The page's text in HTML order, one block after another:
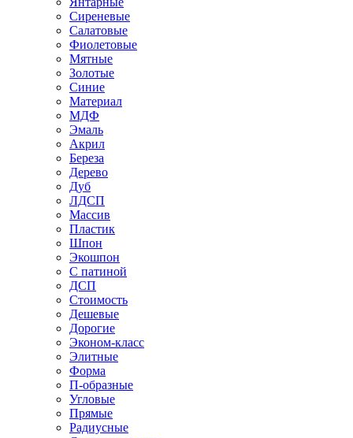
Сиреневые
Салатовые
Фиолетовые
Мятные
Золотые
Синие
Материал
МДФ
Эмаль
Акрил
Береза
Дерево
Дуб
ЛДСП
Массив
Пластик
Шпон
Экошпон
С патиной
ДСП
Стоимость
Дешевые
Дорогие
Эконом-класс
Элитные
Форма
П-образные
Угловые
Прямые
Радиусные